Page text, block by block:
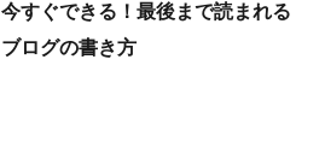
今すぐできる！最後まで読まれる
ブログの書き方